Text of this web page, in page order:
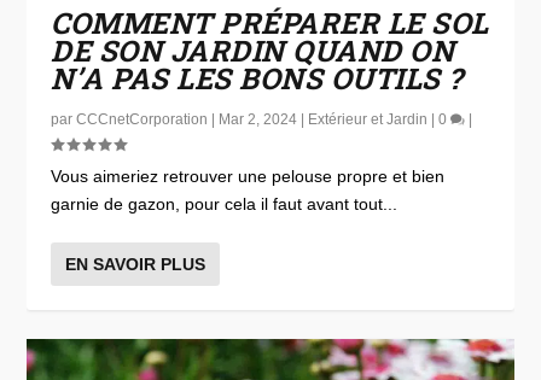
COMMENT PRÉPARER LE SOL
DE SON JARDIN QUAND ON
N’A PAS LES BONS OUTILS ?
parCCCnetCorporation Mar 2, 2024 Extérieur et Jardin |0
Vous aimeriez retrouver une pelouse propre et bien
garnie de gazon, pour cela il faut avant tout...
EN SAVOIR PLUS